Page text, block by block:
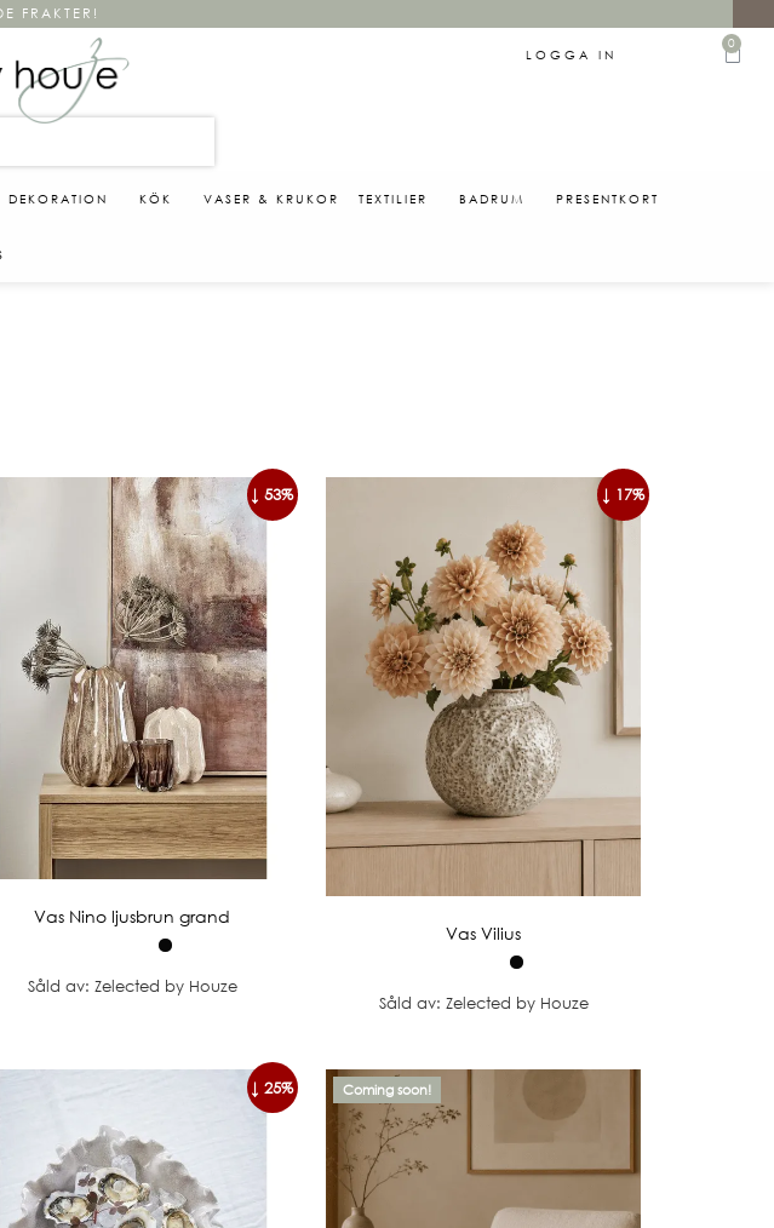
FRAKTER!
LOGGA IN
0
DEKORATION KÖK VASER & KRUKOR TEXTILIER BADRUM PRESENTKORT
↓ 53%
Vas Nino ljusbrun grand
Såld av: Zelected by Houze
↓ 17%
Vas Vilius
Såld av: Zelected by Houze
↓ 25% Coming soon!